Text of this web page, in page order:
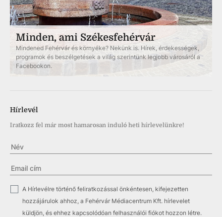
Minden, ami Székesfehérvár
Mindened Fehérvár és környéke? Nekünk is. Hírek, érdekességek,
programok és beszélgetések a világ szerintünk legjobb városáról a
Facebookon.
Hírlevél
Iratkozz fel már most hamarosan induló heti hírlevelünkre!
✓
A Hírlevélre történő feliratkozással önkéntesen, kifejezetten
hozzájárulok ahhoz, a Fehérvár Médiacentrum Kft. hírlevelet
küldjön, és ehhez kapcsolódóan felhasználói fiókot hozzon létre.